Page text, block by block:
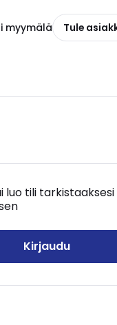
myymälä Tule
luo tili
Kirjaudu